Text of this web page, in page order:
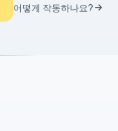
어떻게 작동하나요?